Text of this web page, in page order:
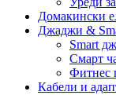
Домакински
Джаджи &
Smart
Смарт
Фитнес
Кабели и